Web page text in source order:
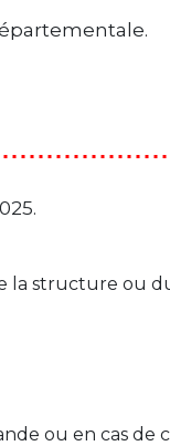
la structure ou
ou en cas de